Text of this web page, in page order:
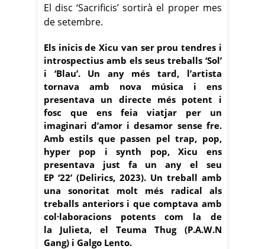
El disc ‘Sacrificis’ sortirà el proper mes
de setembre.
Els inicis de Xicu van ser prou tendres i
introspectius amb els seus treballs ‘Sol’
i ‘Blau’. Un any més tard, l’artista
tornava amb nova música i ens
presentava un directe més potent i
fosc que ens feia viatjar per un
imaginari d’amor i desamor sense fre.
Amb estils que passen pel trap, pop,
hyper pop i synth pop, Xicu ens
presentava just fa un any el seu
EP ‘22’ (Delirics, 2023). Un treball amb
una sonoritat molt més radical als
treballs anteriors i que comptava amb
col·laboracions potents com la de
la Julieta, el Teuma Thug (P.A.W.N
Gang) i Galgo Lento.